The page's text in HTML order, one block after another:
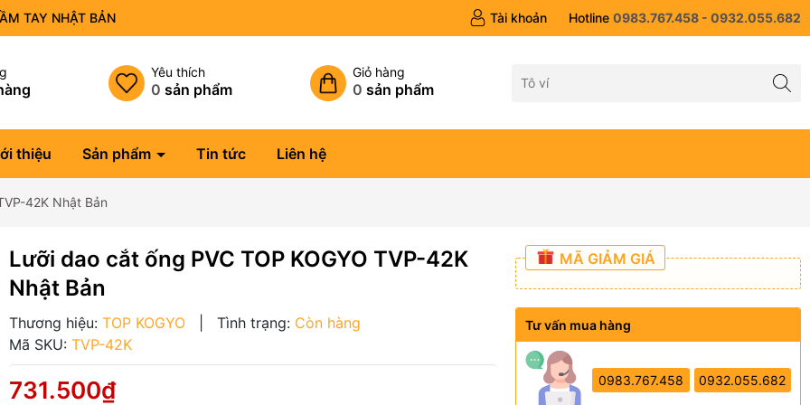
TAY NHẬT BẢN Tài khoản Hotline 0983.767.458 - 0932.055.682
Yêu thích
0 sản phẩm
Giỏ hàng
0 sản phẩm
thiệu Sản phẩm Tin tức Liên hệ
42K Nhật Bản
Lưỡi dao cắt ống PVC TOP KOGYO TVP-42K
Nhật Bản
Thương hiệu: TOP KOGYO Tình trạng: Còn hàng
Mã SKU: TVP-42K
731.500₫
MÃ GIẢM GIÁ
Tư vấn mua hàng
0983.767.458 0932.055.682